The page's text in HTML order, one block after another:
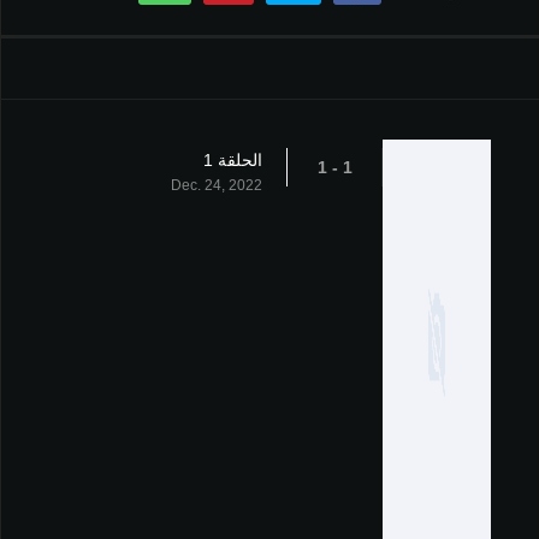
1 - 1 الحلقة 1
Dec. 24, 2022